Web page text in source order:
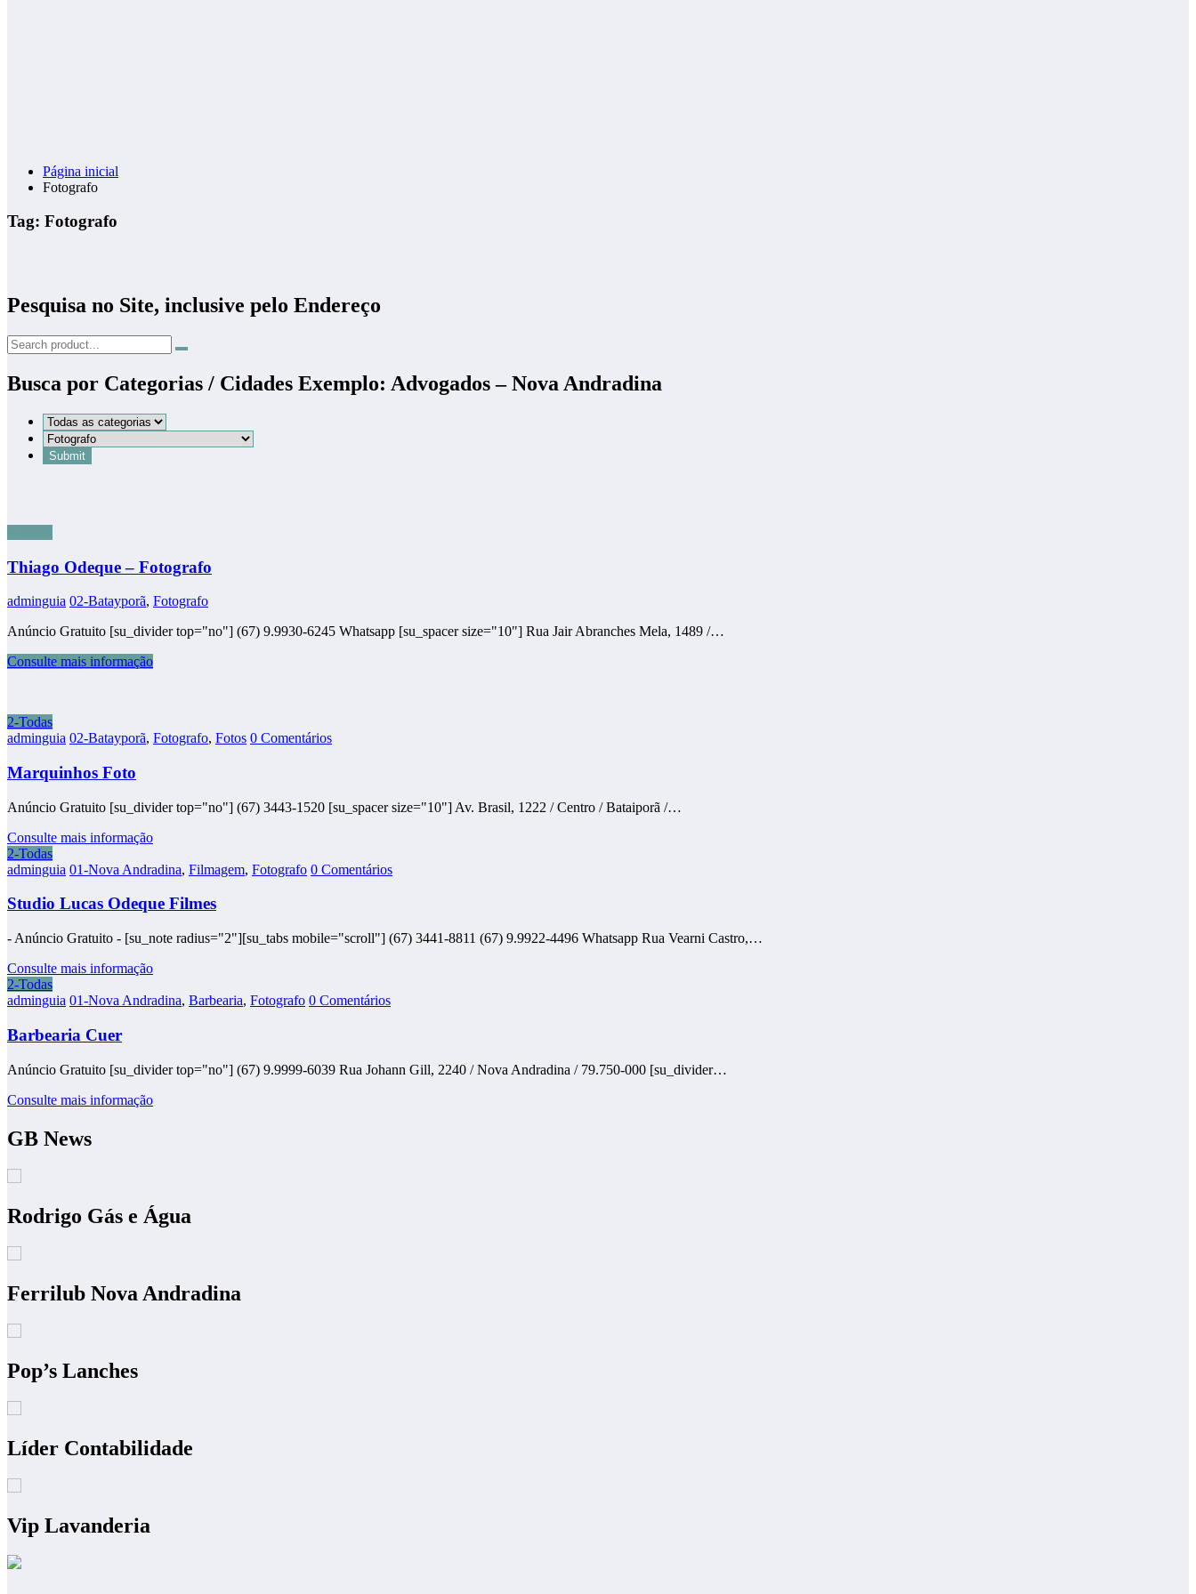
Página inicial
Fotografo
Tag: Fotografo
Pesquisa no Site, inclusive pelo Endereço
Busca por Categorias / Cidades Exemplo: Advogados – Nova Andradina
Thiago Odeque – Fotografo
adminguia 02-Batayporã, Fotografo
Anúncio Gratuito [su_divider top="no"] (67) 9.9930-6245 Whatsapp [su_spacer size="10"] Rua Jair Abranches Mela, 1489 /…
Consulte mais informação
2-Todas
adminguia 02-Batayporã, Fotografo, Fotos 0 Comentários
Marquinhos Foto
Anúncio Gratuito [su_divider top="no"] (67) 3443-1520 [su_spacer size="10"] Av. Brasil, 1222 / Centro / Bataiporã /…
Consulte mais informação
2-Todas
adminguia 01-Nova Andradina, Filmagem, Fotografo 0 Comentários
Studio Lucas Odeque Filmes
- Anúncio Gratuito - [su_note radius="2"][su_tabs mobile="scroll"] (67) 3441-8811 (67) 9.9922-4496 Whatsapp Rua Vearni Castro,…
Consulte mais informação
2-Todas
adminguia 01-Nova Andradina, Barbearia, Fotografo 0 Comentários
Barbearia Cuer
Anúncio Gratuito [su_divider top="no"] (67) 9.9999-6039 Rua Johann Gill, 2240 / Nova Andradina / 79.750-000 [su_divider…
Consulte mais informação
GB News
Rodrigo Gás e Água
Ferrilub Nova Andradina
Pop’s Lanches
Líder Contabilidade
Vip Lavanderia